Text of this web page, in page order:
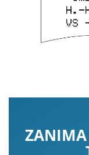
ZANIMA